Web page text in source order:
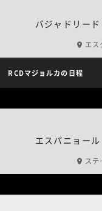
バジャドリード
エス
RCDマジョルカの日程
エスパニョール
ステ